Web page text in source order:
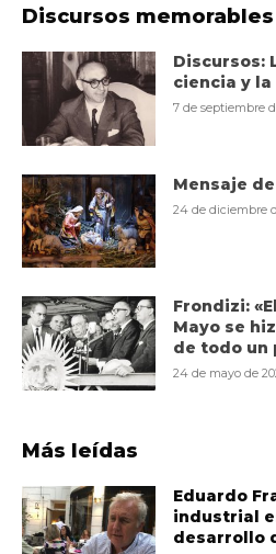
Discursos memorables
Discursos:
ciencia y
7 de septiembre
Mensaje
24 de diciembre
Frondizi:
Mayo se
de todo un
24 de mayo de
Más leídas
Eduardo
industrial
desarrollo